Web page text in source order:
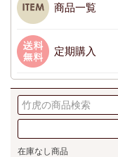
商品一覧
定期購入
在庫なし商品